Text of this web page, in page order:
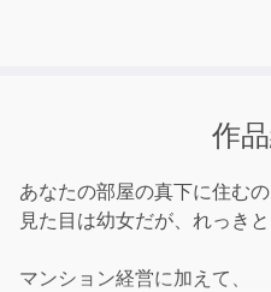
作
あなたの部屋の真下に住む
見た目は幼女だが、れっきと
マンション経営に加えて、